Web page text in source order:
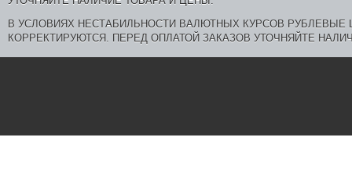
В УСЛОВИЯХ НЕСТАБИЛЬНОСТИ ВАЛЮТНЫХ КУРСОВ
КОРРЕКТИРУЮТСЯ. ПЕРЕД ОПЛАТОЙ ЗАКАЗОВ УТОЧНЯЙТЕ